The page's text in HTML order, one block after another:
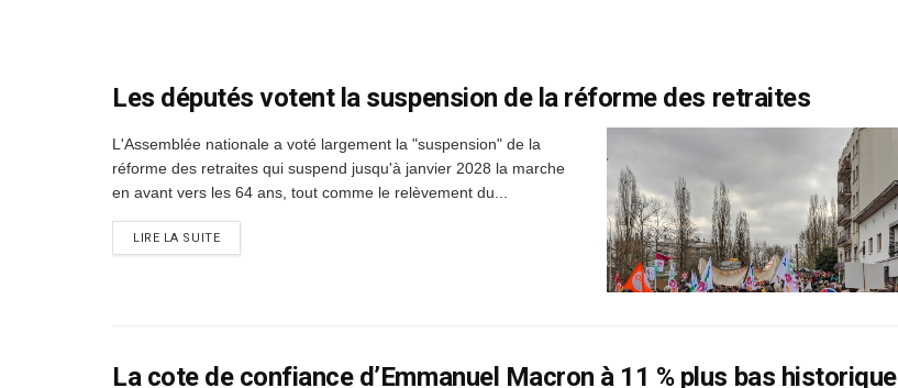
Les députés votent la suspension de la réforme des retraites
L'Assemblée nationale a voté largement la "suspension" de la
réforme des retraites qui suspend jusqu'à janvier 2028 la marche
en avant vers les 64 ans, tout comme le relèvement du...
LIRE LA SUITEDETAILS
La cote de confiance d’Emmanuel Macron à 11 % plus bas historique